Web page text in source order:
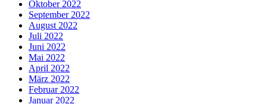
Oktober 2022
September 2022
August 2022
Juli 2022
Juni 2022
Mai 2022
April 2022
März 2022
Februar 2022
Januar 2022